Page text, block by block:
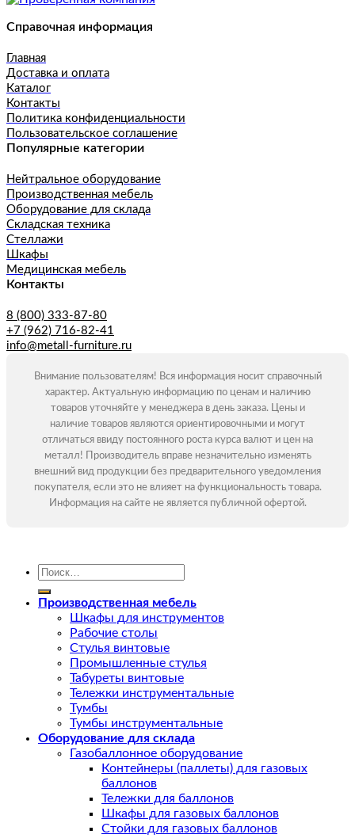
Справочная информация
Главная
Доставка и оплата
Каталог
Контакты
Политика конфиденциальности
Пользовательское соглашение
Популярные категории
Нейтральное оборудование
Производственная мебель
Оборудование для склада
Складская техника
Стеллажи
Шкафы
Медицинская мебель
Контакты
8 (800) 333-87-80
+7 (962) 716-82-41
info@metall-furniture.ru
Внимание пользователям! Вся информация носит справочный
характер. Актуальную информацию по ценам и наличию
товаров уточняйте у менеджера в день заказа. Цены и
наличие товаров являются ориентировочными и могут
отличаться ввиду постоянного роста курса валют и цен на
металл! Производитель вправе незначительно изменять
внешний вид продукции без предварительного уведомления
покупателя, если это не влияет на функциональность товара.
Информация на сайте не является публичной офертой.
Искать:
Производственная мебель
Шкафы для инструментов
Рабочие столы
Стулья винтовые
Промышленные стулья
Табуреты винтовые
Тележки инструментальные
Тумбы
Тумбы инструментальные
Оборудование для склада
Газобаллонное оборудование
Контейнеры (паллеты) для газовых
баллонов
Тележки для баллонов
Шкафы для газовых баллонов
Стойки для газовых баллонов